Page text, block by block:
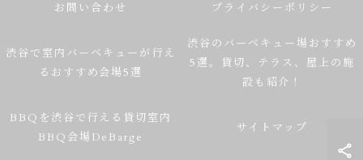
お問い合わせ プライバシーポリシー
渋谷で室内バーベキューが行え
るおすすめ会場5選
渋谷のバーベキュー場おすすめ
5選。貸切、テラス、屋上の施
設も紹介！
BBQを渋谷で行える貸切室内
BBQ会場DeBarge
サイトマップ